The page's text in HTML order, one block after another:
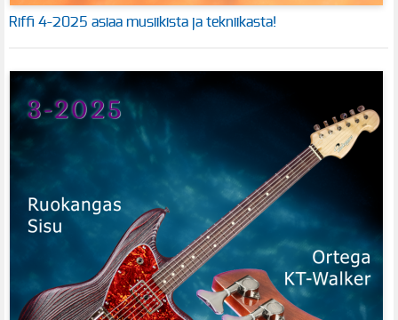
Riffi 4-2025 asiaa musiikista ja tekniikasta!